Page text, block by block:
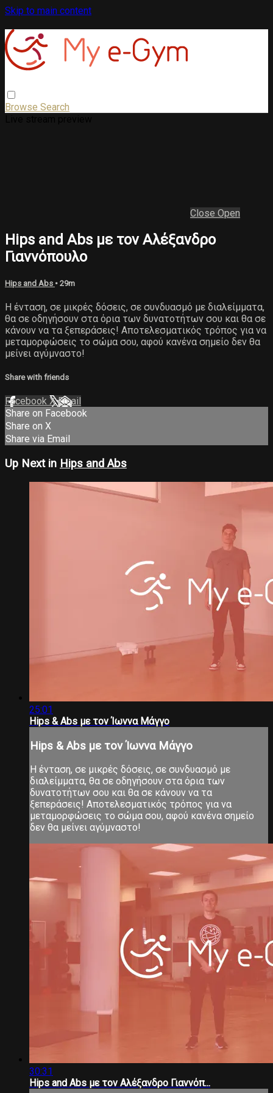
Skip to main content
Browse Search
Close Open
Hips and Abs με τον Αλέξανδρο
Γιαννόπουλο
Hips and Abs • 29m
Η ένταση, σε μικρές δόσεις, σε συνδυασμό με διαλείμματα,
θα σε οδηγήσουν στα όρια των δυνατοτήτων σου και θα σε
κάνουν να τα ξεπεράσεις! Αποτελεσματικός τρόπος για να
μεταμορφώσεις το σώμα σου, αφού κανένα σημείο δεν θα
μείνει αγύμναστο!
Share with friends
Facebook XEmail
Share on Facebook
Share on X
Share via Email
Up Next in Hips and Abs
25:01
Hips & Abs με τον Ίωννα Μάγγο
Hips & Abs με τον Ίωννα Μάγγο
Η ένταση, σε μικρές δόσεις, σε συνδυασμό με
διαλείμματα, θα σε οδηγήσουν στα όρια των
δυνατοτήτων σου και θα σε κάνουν να τα
ξεπεράσεις! Αποτελεσματικός τρόπος για να
μεταμορφώσεις το σώμα σου, αφού κανένα σημείο
δεν θα μείνει αγύμναστο!
30:31
Hips and Abs με τον Αλέξανδρο Γιαννόπ...